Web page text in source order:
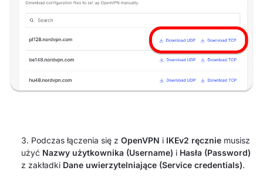
Podczas łączenia się z OpenVPN i IKEv2 ręcznie musisz
użyć Nazwy użytkownika (Username) i Hasła (Password)
z zakładki Dane uwierzytelniające (Service credentials).